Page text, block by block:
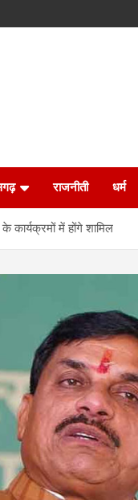
राजनीती धर्म
कार्यक्रमों में होंगे शामिल